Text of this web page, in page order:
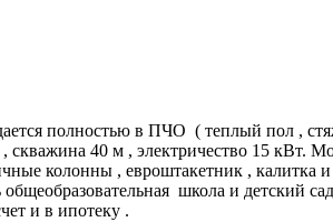
полностью в ПЧО ( теплый пол ,
40 м , электричество 15 кВт.
колонны , евроштакетник , калитка
школа и детский
и в ипотеку .